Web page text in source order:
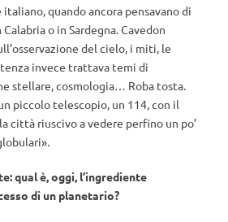
quando ancora pensavano di
o in Sardegna. Cavedon
del cielo, i miti, le
invece trattava temi di
stellare, cosmologia… Roba tosta.
piccolo telescopio, un 114, con il
città riuscivo a vedere perfino un po’
qual è, oggi, l’ingrediente
di un planetario?